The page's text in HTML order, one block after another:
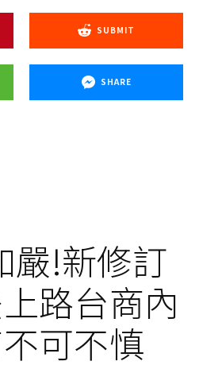
SUBMIT
SHARE
嚴!新修訂
路台商內
可不慎